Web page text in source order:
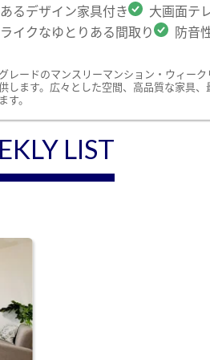
るデザイン家具付き 大画面テ
イクなゆとりある間取り
防音
レードのマンスリーマンション・ウィー
します。広々とした空間、高品質な家具
。
LIST